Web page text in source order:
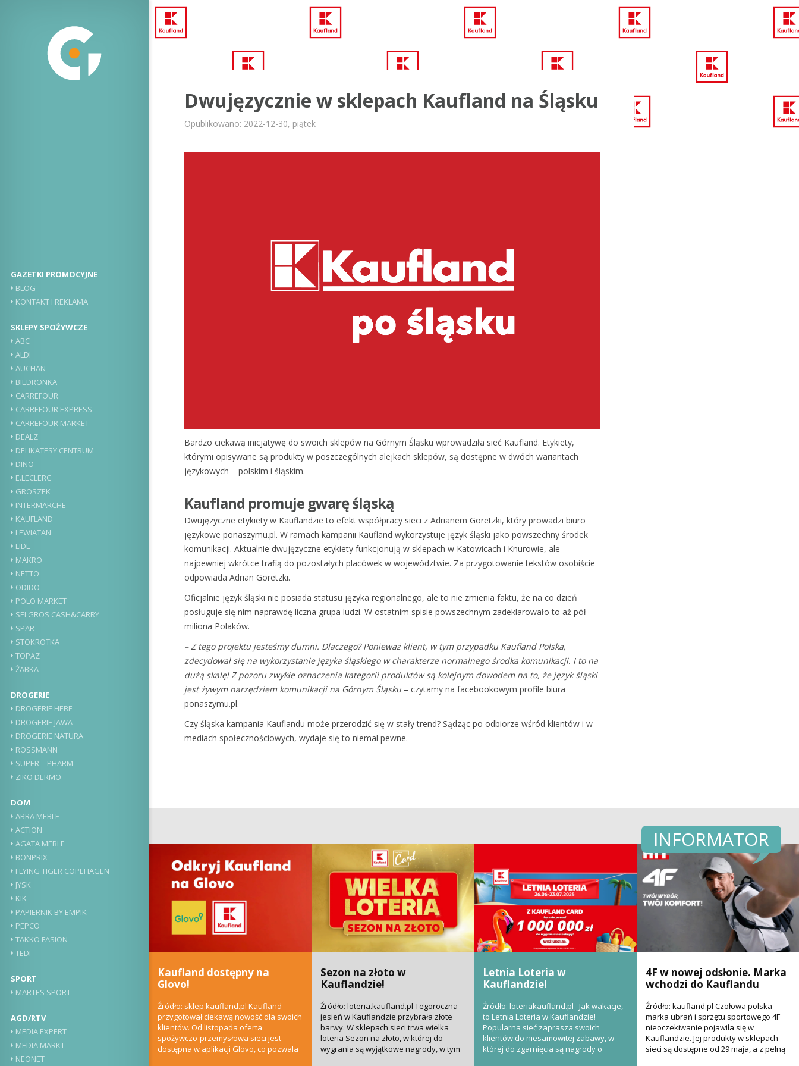
GAZETKI PROMOCYJNE
BLOG
KONTAKT I REKLAMA
SKLEPY SPOŻYWCZE
ABC
ALDI
AUCHAN
BIEDRONKA
CARREFOUR
CARREFOUR EXPRESS
CARREFOUR MARKET
DEALZ
DELIKATESY CENTRUM
DINO
E.LECLERC
GROSZEK
INTERMARCHE
KAUFLAND
LEWIATAN
LIDL
MAKRO
NETTO
ODIDO
POLO MARKET
SELGROS CASH&CARRY
SPAR
STOKROTKA
TOPAZ
ŻABKA
DROGERIE
DROGERIE HEBE
DROGERIE JAWA
DROGERIE NATURA
ROSSMANN
SUPER – PHARM
ZIKO DERMO
DOM
ABRA MEBLE
ACTION
AGATA MEBLE
BONPRIX
FLYING TIGER COPEHAGEN
JYSK
KIK
PAPIERNIK BY EMPIK
PEPCO
TAKKO FASION
TEDI
SPORT
MARTES SPORT
AGD/RTV
MEDIA EXPERT
MEDIA MARKT
NEONET
Dwujęzycznie w sklepach Kaufland na Śląsku
Opublikowano: 2022-12-30, piątek
Bardzo ciekawą inicjatywę do swoich sklepów na Górnym Śląsku wprowadziła sieć Kaufland. Etykiety,
którymi opisywane są produkty w poszczególnych alejkach sklepów, są dostępne w dwóch wariantach
językowych – polskim i śląskim.
Kaufland promuje gwarę śląską
Dwujęzyczne etykiety w Kauflandzie to efekt współpracy sieci z Adrianem Goretzki, który prowadzi biuro
językowe ponaszymu.pl. W ramach kampanii Kaufland wykorzystuje język śląski jako powszechny środek
komunikacji. Aktualnie dwujęzyczne etykiety funkcjonują w sklepach w Katowicach i Knurowie, ale
najpewniej wkrótce trafią do pozostałych placówek w województwie. Za przygotowanie tekstów osobiście
odpowiada Adrian Goretzki.
Oficjalnie język śląski nie posiada statusu języka regionalnego, ale to nie zmienia faktu, że na co dzień
posługuje się nim naprawdę liczna grupa ludzi. W ostatnim spisie powszechnym zadeklarowało to aż pół
miliona Polaków.
– Z tego projektu jesteśmy dumni. Dlaczego? Ponieważ klient, w tym przypadku Kaufland Polska,
zdecydował się na wykorzystanie języka śląskiego w charakterze normalnego środka komunikacji. I to na
dużą skalę! Z pozoru zwykłe oznaczenia kategorii produktów są kolejnym dowodem na to, że język śląski
jest żywym narzędziem komunikacji na Górnym Śląsku – czytamy na facebookowym profile biura
ponaszymu.pl.
Czy śląska kampania Kauflandu może przerodzić się w stały trend? Sądząc po odbiorze wśród klientów i w
mediach społecznościowych, wydaje się to niemal pewne.
INFORMATOR
Kaufland dostępny na
Glovo!
Źródło: sklep.kaufland.pl Kaufland
przygotował ciekawą nowość dla swoich
klientów. Od listopada oferta
spożywczo-przemysłowa sieci jest
dostępna w aplikacji Glovo, co pozwala
Sezon na złoto w
Kauflandzie!
Źródło: loteria.kaufland.pl Tegoroczna
jesień w Kauflandzie przybrała złote
barwy. W sklepach sieci trwa wielka
loteria Sezon na złoto, w której do
wygrania są wyjątkowe nagrody, w tym
Letnia Loteria w
Kauflandzie!
Źródło: loteriakaufland.pl Jak wakacje,
to Letnia Loteria w Kauflandzie!
Popularna sieć zaprasza swoich
klientów do niesamowitej zabawy, w
której do zgarnięcia są nagrody o
4F w nowej odsłonie. Marka
wchodzi do Kauflandu
Źródło: kaufland.pl Czołowa polska
marka ubrań i sprzętu sportowego 4F
nieoczekiwanie pojawiła się w
Kauflandzie. Jej produkty w sklepach
sieci są dostępne od 29 maja, a z pełną